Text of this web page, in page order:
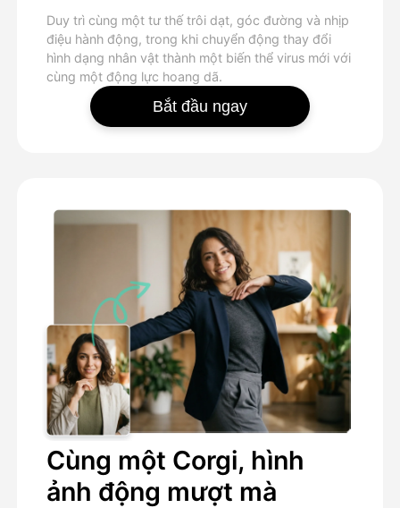
Duy trì cùng một tư thế trôi dạt, góc đường và nhịp
điệu hành động, trong khi chuyển động thay đổi
hình dạng nhân vật thành một biến thể virus mới với
cùng một động lực hoang dã.
Bắt đầu ngay
Cùng một Corgi, hình
ảnh động mượt mà